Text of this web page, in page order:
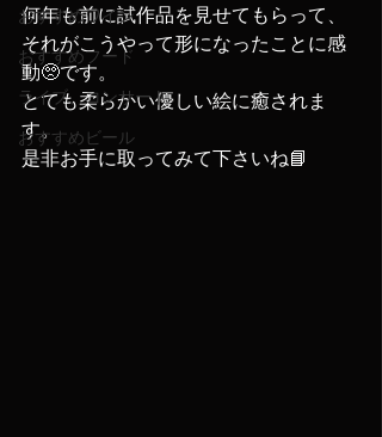
おすすめワイン
おすすめフード
ライブ、コンサート
おすすめビール
何年も前に試作品を見せてもらって、
それがこうやって形になったことに感
動🥺です。
とても柔らかい優しい絵に癒されま
す。
是非お手に取ってみて下さいね📘